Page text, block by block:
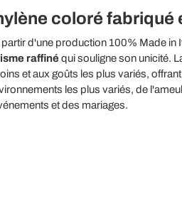
coloré fabriqué
d'une production 100% Made in
raffinéqui souligne son unicité.
et aux goûts les plus variés,
les plus variés, de
et des mariages.